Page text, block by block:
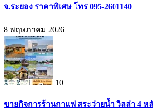
จ.ระยอง ราคาพิเศษ โทร 095-2601140
8 พฤษภาคม 2026
10
ขายกิจการร้านกาแฟ สระว่ายน้ำ วิลล่า 4 ห